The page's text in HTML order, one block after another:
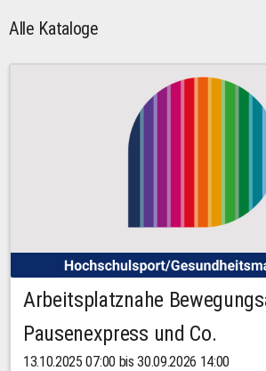
Alle Kataloge
Arbeitsplatznahe
Pausenexpress und Co.
13.10.2025 07:00 bis 30.09.2026 14:00